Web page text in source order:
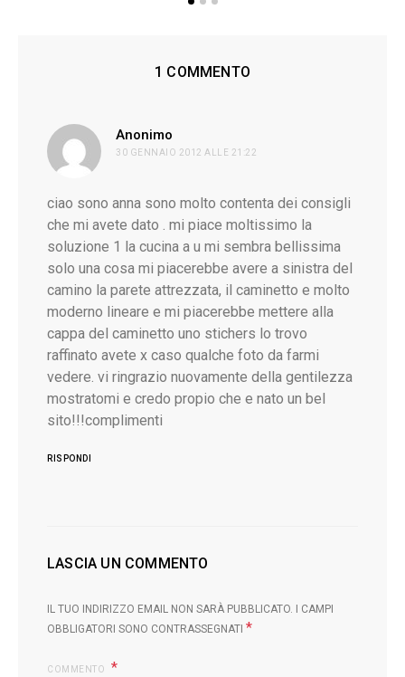
1 COMMENTO
Anonimo
detto:
30 GENNAIO 2012 ALLE 21:22
ciao sono anna sono molto contenta dei consigli
che mi avete dato . mi piace moltissimo la
soluzione 1 la cucina a u mi sembra bellissima
solo una cosa mi piacerebbe avere a sinistra del
camino la parete attrezzata, il caminetto e molto
moderno lineare e mi piacerebbe mettere alla
cappa del caminetto uno stichers lo trovo
raffinato avete x caso qualche foto da farmi
vedere. vi ringrazio nuovamente della gentilezza
mostratomi e credo propio che e nato un bel
sito!!!complimenti
RISPONDI
LASCIA UN COMMENTO
IL TUO INDIRIZZO EMAIL NON SARÀ PUBBLICATO.
I CAMPI
OBBLIGATORI SONO CONTRASSEGNATI *
COMMENTO